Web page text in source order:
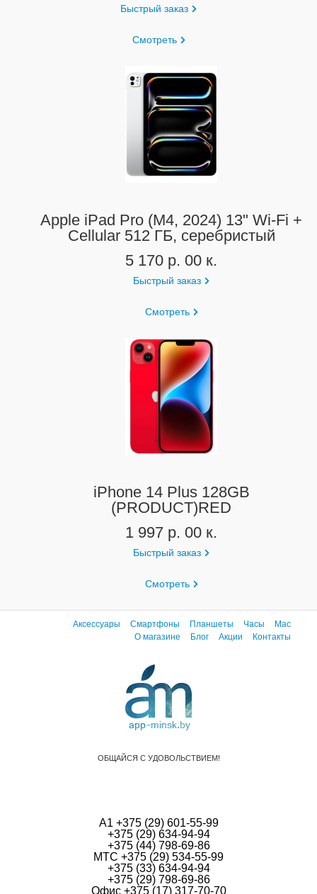
Быстрый заказ
Смотреть
Apple iPad Pro (M4, 2024) 13" Wi-Fi +
Cellular 512 ГБ, серебристый
5 170 р. 00 к.
Быстрый заказ
Смотреть
iPhone 14 Plus 128GB
(PRODUCT)RED
1 997 р. 00 к.
Быстрый заказ
Смотреть
Аксессуары Смартфоны Планшеты Часы
Mac
О магазине
Блог Акции Контакты
ОБЩАЙСЯ С УДОВОЛЬСТВИЕМ!
А1 +375 (29) 601-55-99
+375 (29) 634-94-94
+375 (44) 798-69-86
МТС +375 (29) 534-55-99
+375 (33) 634-94-94
+375 (29) 798-69-86
Офис +375 (17) 317-70-70